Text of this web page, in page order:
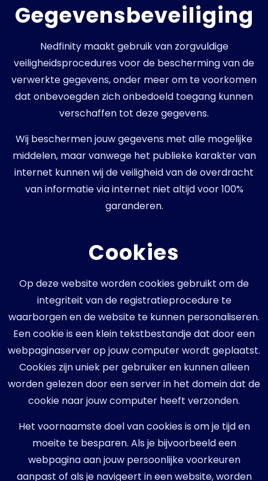
Gegevensbeveiliging
Nedfinity maakt gebruik van zorgvuldige
veiligheidsprocedures voor de bescherming van de
verwerkte gegevens, onder meer om te voorkomen
dat onbevoegden zich onbedoeld toegang kunnen
verschaffen tot deze gegevens.
Wij beschermen jouw gegevens met alle mogelijke
middelen, maar vanwege het publieke karakter van
internet kunnen wij de veiligheid van de overdracht
van informatie via internet niet altijd voor 100%
garanderen.
Cookies
Op deze website worden cookies gebruikt om de
integriteit van de registratieprocedure te
waarborgen en de website te kunnen personaliseren.
Een cookie is een klein tekstbestandje dat door een
webpaginaserver op jouw computer wordt geplaatst.
Cookies zijn uniek per gebruiker en kunnen alleen
worden gelezen door een server in het domein dat de
cookie naar jouw computer heeft verzonden.
Het voornaamste doel van cookies is om je tijd en
moeite te besparen. Als je bijvoorbeeld een
webpagina aan jouw persoonlijke voorkeuren
aanpast of als je navigeert in een website, worden